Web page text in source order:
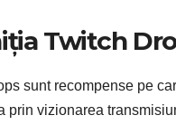
Twitch
sunt recompense pe
prin vizionarea